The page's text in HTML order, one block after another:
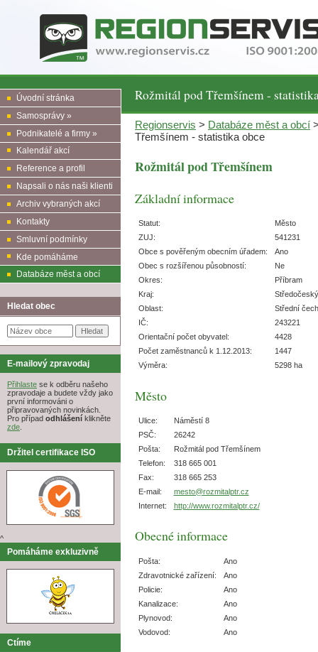
Rožmitál pod Třemšínem -
Úvodní stránka
Samosprávy »
Podnikatelé a firmy »
Kalendář akcí
Reference a profil
Napsali o nás naši klienti
Archiv vybraných akcí
Kontakty
Smluvní podmínky
Kde pomáháme
Databáze měst a obcí
Hledat obec
E-mailový zpravodaj
Přihlaste se k odběru našeho
zpravodaje a budete vždy jako
první informováni o
připravovaných novinkách.
Pro případ odhlášení klikněte
zde.
Držitel certifikace ISO
^
Pomáháme exkluzivně
Ctíme
Regionservis > Databáze měst a obcí
Třemšínem - statistika obce
Rožmitál pod Třemšínem
Základní informace
Statut:
Město
ZUJ:
541231
Obce s pověřeným obecním úřadem:
Ano
Obec s rozšířenou působností:
Ne
Okres:
Příbram
Kraj:
Středočeský
Oblast:
Střední
IČ:
243221
Orientační počet obyvatel:
4428
Počet zaměstnanců k 1.12.2013:
1447
Výměra:
5298 ha
Město
Ulice:
Náměstí 8
PSČ:
26242
Pošta:
Rožmitál pod Třemšínem
Telefon:
318 665 001
Fax:
318 665 253
E-mail:
mesto@rozmitalptr.cz
Internet:
http://www.rozmitalptr.cz/
Obecné informace
Pošta:
Ano
Zdravotnické zařízení:
Ano
Policie:
Ano
Kanalizace:
Ano
Plynovod:
Ano
Vodovod:
Ano